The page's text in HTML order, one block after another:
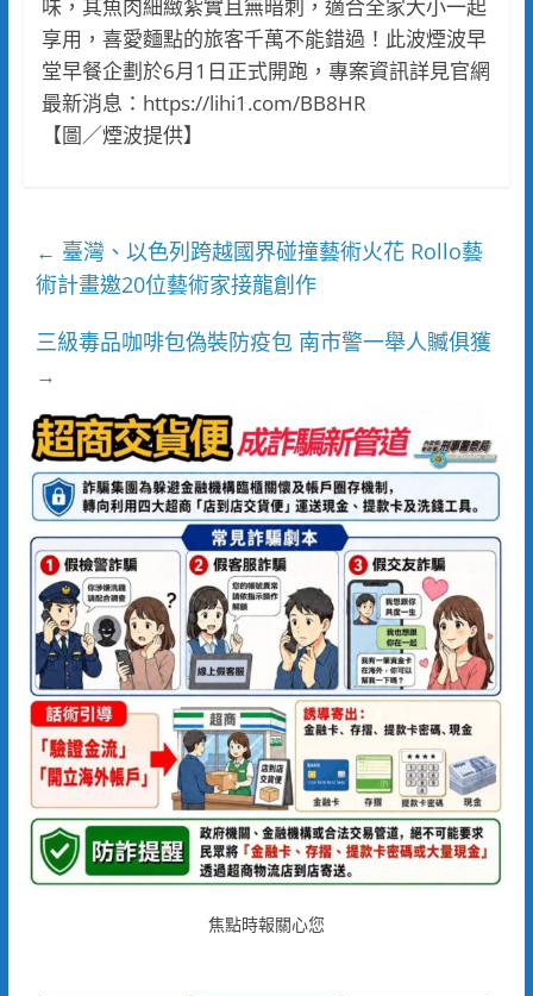
味，其魚肉細緻紮實且無暗刺，適合全家大小一起
享用，喜愛麵點的旅客千萬不能錯過！此波煙波早
堂早餐企劃於6月1日正式開跑，專案資訊詳見官網
最新消息：https://lihi1.com/BB8HR
【圖／煙波提供】
← 臺灣、以色列跨越國界碰撞藝術火花 Rollo藝
術計畫邀20位藝術家接龍創作
三級毒品咖啡包偽裝防疫包 南市警一舉人贓俱獲
→
焦點時報關心您